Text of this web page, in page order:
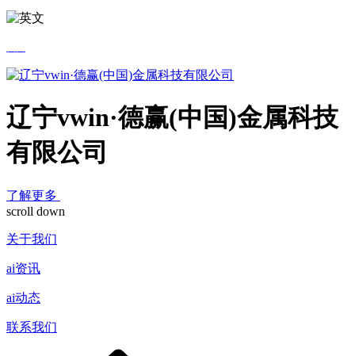
辽宁vwin·德赢(中国)金属科技
有限公司
了解更多
scroll down
关于我们
ai资讯
ai动态
联系我们